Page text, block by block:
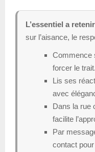
L’essentiel a
sur l’aisance, le
Commence
forcer le trait.
Lis ses
avec
Dans la rue
facilite
Par
contact